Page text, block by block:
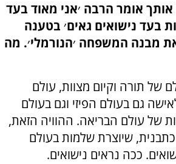
אומר הרבה ׳אני מאוד בעד
בעד נישואים גאים׳ בטענה
מבנה המשפחה ׳הנורמלי׳. מה
של תורה וקיום מצוות, עולם
גם בעולם הפיזי וגם בעולם
של עולם הבריאה. ההוויה הזאת,
שיוצרת שלמות בעולם
ככה נראים נישואים.